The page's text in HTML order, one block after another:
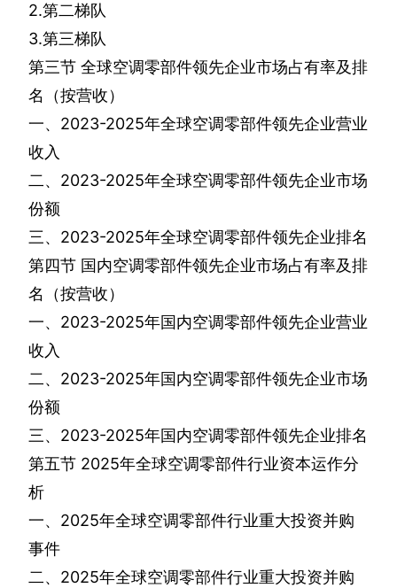
2.第二梯队
3.第三梯队
第三节 全球空调零部件领先企业市场占有率及排
名（按营收）
一、 2023-2025年全球空调零部件领先企业营业
收入
二、 2023-2025年全球空调零部件领先企业市场
份额
三、 2023-2025年全球空调零部件领先企业排名
第四节 国内空调零部件领先企业市场占有率及排
名（按营收）
一、 2023-2025年国内空调零部件领先企业营业
收入
二、 2023-2025年国内空调零部件领先企业市场
份额
三、 2023-2025年国内空调零部件领先企业排名
第五节 2025年全球空调零部件行业资本运作分
析
一、 2025年全球空调零部件行业重大投资并购
事件
二、 2025年全球空调零部件行业重大投资并购